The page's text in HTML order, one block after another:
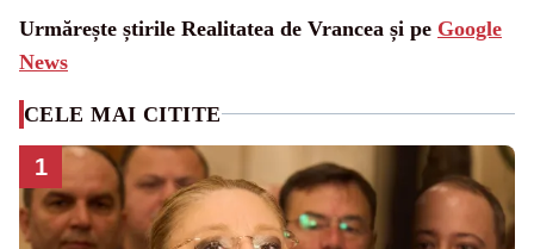
Urmărește știrile Realitatea de Vrancea și pe Google
News
CELE MAI CITITE
1